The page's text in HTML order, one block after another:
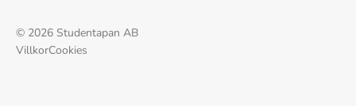
© 2026 Studentapan AB
VillkorCookies